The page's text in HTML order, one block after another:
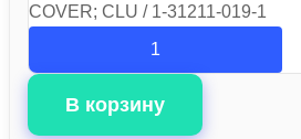
COVER; CLU / 1-31211-019-1
В корзину